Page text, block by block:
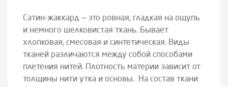
Сатин-жаккард — это ровная, гладкая на ощупь
и немного шелковистая ткань. Бывает
хлопковая, смесовая и синтетическая. Виды
тканей различаются между собой способами
плетения нитей. Плотность материи зависит от
толщины нити утка и основы. На состав ткани